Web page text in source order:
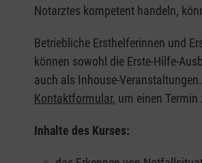
Notarztes kompetent handeln,
Betriebliche Ersthelferinnen und
können sowohl die Erste-Hilfe-
auch als Inhouse-
Kontaktformular, um einen Termin
Inhalte des Kurses: